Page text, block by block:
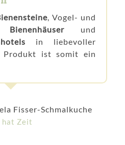
, Vogel- und
Bienenhäuser und
in liebevoller
Produkt ist somit ein
Fisser-Schmalkuche
hat Zeit